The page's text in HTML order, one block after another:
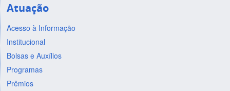
Atuação
Acesso à Informação
Institucional
Bolsas e Auxílios
Programas
Prêmios